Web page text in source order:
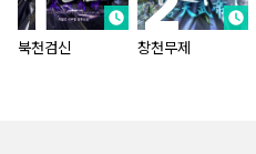
북천검신 창천무제